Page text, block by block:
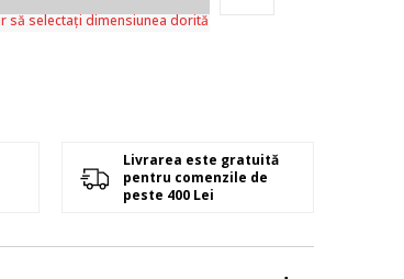
să selectați dimensiunea dorită
Livrarea este gratuită
pentru comenzile de
peste 400 Lei